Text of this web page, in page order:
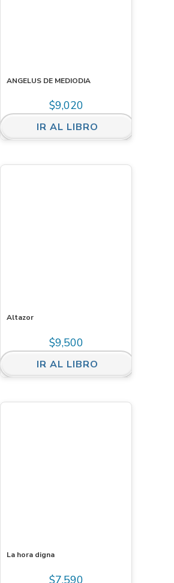
ANGELUS DE MEDIODIA
$9,020
IR AL LIBRO
Altazor
$9,500
IR AL LIBRO
La hora digna
$7,590